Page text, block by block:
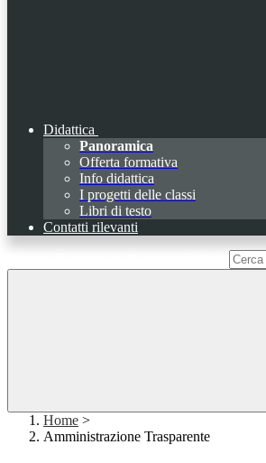
Didattica
Panoramica
Offerta formativa
Info didattica
I progetti delle classi
Libri di testo
Contatti rilevanti
Home >
Amministrazione Trasparente